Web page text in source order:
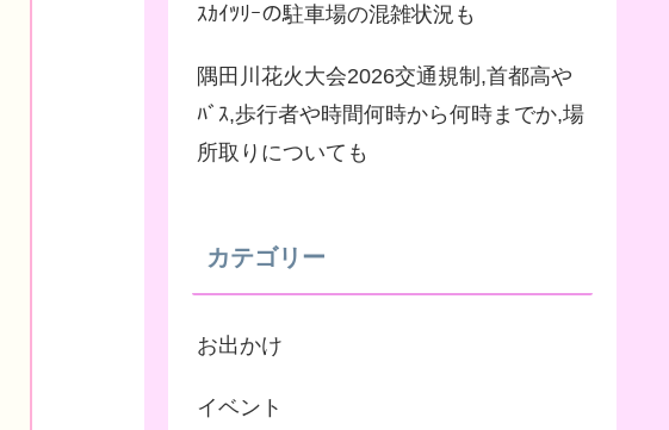
ｽｶｲﾂﾘｰの駐車場の混雑状況も
隅田川花火大会2026交通規制,首都高や
ﾊﾞｽ,歩行者や時間何時から何時までか,場
所取りについても
カテゴリー
お出かけ
イベント